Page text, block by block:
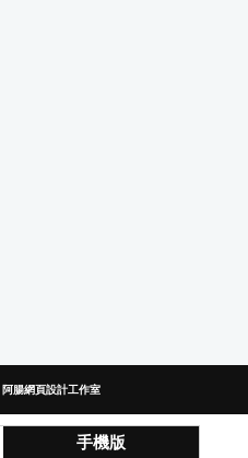
阿腸網頁設計工作室
手機版